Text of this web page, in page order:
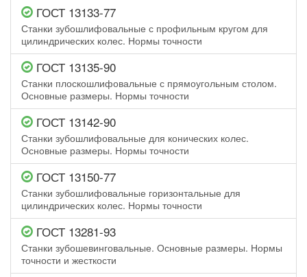
ГОСТ 13133-77
Станки зубошлифовальные с профильным кругом для
цилиндрических колес. Нормы точности
ГОСТ 13135-90
Станки плоскошлифовальные с прямоугольным столом.
Основные размеры. Нормы точности
ГОСТ 13142-90
Станки зубошлифовальные для конических колес.
Основные размеры. Нормы точности
ГОСТ 13150-77
Станки зубошлифовальные горизонтальные для
цилиндрических колес. Нормы точности
ГОСТ 13281-93
Станки зубошевинговальные. Основные размеры. Нормы
точности и жесткости